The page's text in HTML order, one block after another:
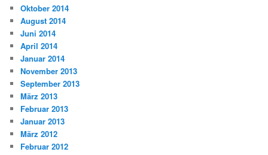
Oktober 2014
August 2014
Juni 2014
April 2014
Januar 2014
November 2013
September 2013
März 2013
Februar 2013
Januar 2013
März 2012
Februar 2012